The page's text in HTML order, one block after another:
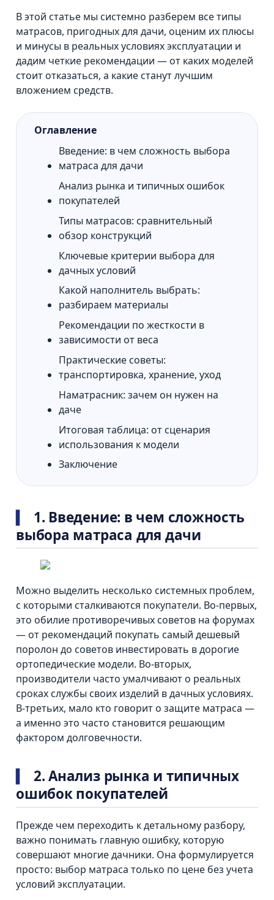
В этой статье мы системно разберем все типы
матрасов, пригодных для дачи, оценим их плюсы
и минусы в реальных условиях эксплуатации и
дадим четкие рекомендации — от каких моделей
стоит отказаться, а какие станут лучшим
вложением средств.
Оглавление
Введение: в чем сложность выбора
матраса для дачи
Анализ рынка и типичных ошибок
покупателей
Типы матрасов: сравнительный
обзор конструкций
Ключевые критерии выбора для
дачных условий
Какой наполнитель выбрать:
разбираем материалы
Рекомендации по жесткости в
зависимости от веса
Практические советы:
транспортировка, хранение, уход
Наматрасник: зачем он нужен на
даче
Итоговая таблица: от сценария
использования к модели
Заключение
1. Введение: в чем сложность
выбора матраса для дачи
Можно выделить несколько системных проблем,
с которыми сталкиваются покупатели. Во-первых,
это обилие противоречивых советов на форумах
— от рекомендаций покупать самый дешевый
поролон до советов инвестировать в дорогие
ортопедические модели. Во-вторых,
производители часто умалчивают о реальных
сроках службы своих изделий в дачных условиях.
В-третьих, мало кто говорит о защите матраса —
а именно это часто становится решающим
фактором долговечности.
2. Анализ рынка и типичных
ошибок покупателей
Прежде чем переходить к детальному разбору,
важно понимать главную ошибку, которую
совершают многие дачники. Она формулируется
просто: выбор матраса только по цене без учета
условий эксплуатации.